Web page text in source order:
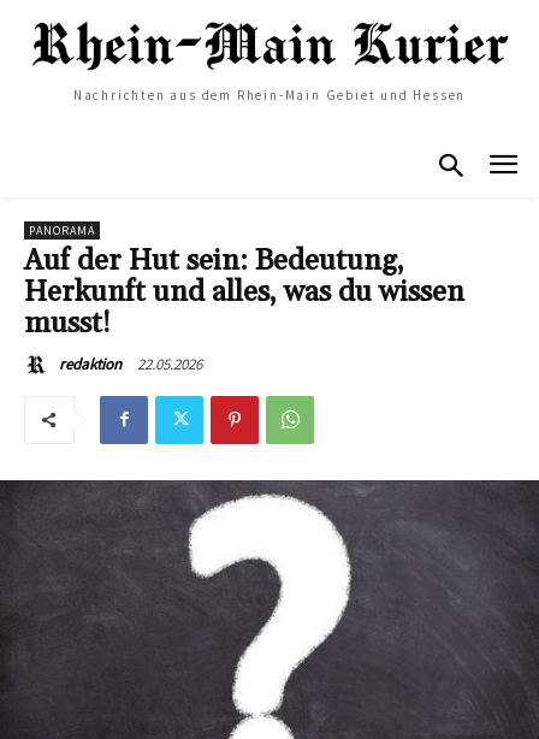
Nachrichten aus dem Rhein-Main Gebiet und Hessen
PANORAMA
Auf der Hut sein: Bedeutung,
Herkunft und alles, was du wissen
musst!
redaktion 22.05.2026